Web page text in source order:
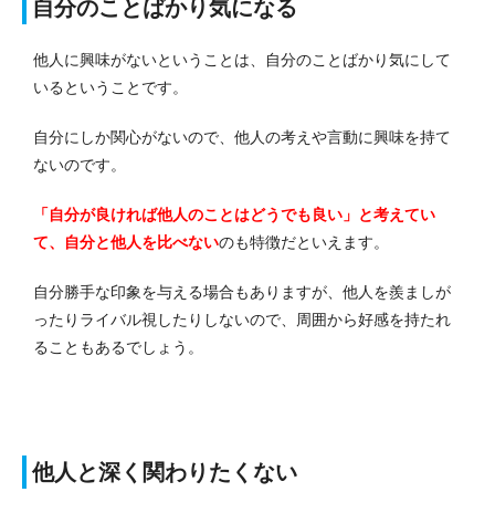
自分のことばかり気になる
他人に興味がないということは、自分のことばかり気にして
いるということです。
自分にしか関心がないので、他人の考えや言動に興味を持て
ないのです。
「自分が良ければ他人のことはどうでも良い」と考えてい
て、自分と他人を比べないのも特徴だといえます。
自分勝手な印象を与える場合もありますが、他人を羨ましが
ったりライバル視したりしないので、周囲から好感を持たれ
ることもあるでしょう。
他人と深く関わりたくない